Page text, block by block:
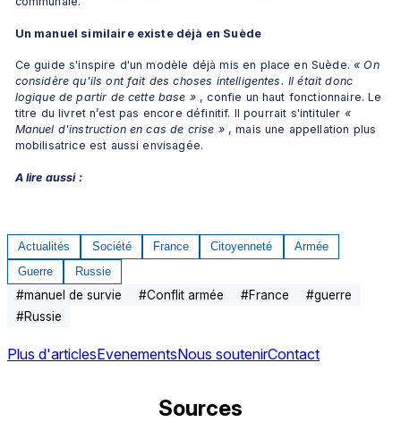
Un manuel similaire existe déjà en Suède
Ce guide s'inspire d'un modèle déjà mis en place en Suède. « On
considère qu'ils ont fait des choses intelligentes. Il était donc
logique de partir de cette base » , confie un haut fonctionnaire. Le
titre du livret n’est pas encore définitif. Il pourrait s'intituler «
Manuel d'instruction en cas de crise » , mais une appellation plus
mobilisatrice est aussi envisagée.
A lire aussi :
Actualités Société France Citoyenneté
Armée
Guerre
Russie
#manuel de survie #Conflit armée #France #guerre
#Russie
Plus d'articlesEvenementsNous soutenirContact
Sources